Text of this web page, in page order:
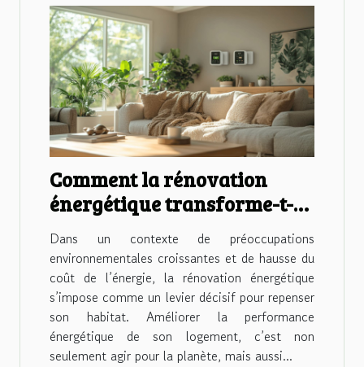
Comment la rénovation
énergétique transforme-t-
elle votre habitat ?
Dans un contexte de préoccupations
environnementales croissantes et de hausse du
coût de l’énergie, la rénovation énergétique
s’impose comme un levier décisif pour repenser
son habitat. Améliorer la performance
énergétique de son logement, c’est non
seulement agir pour la planète, mais aussi...